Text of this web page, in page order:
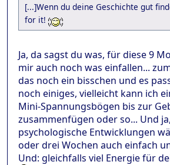
[...]Wenn du deine Geschichte gut
for it!
Ja, da sagst du was, für diese 9
mir auch noch was einfallen...
das noch ein bisschen und es
noch einiges, vielleicht kann ich
Mini-Spannungsbögen bis zur
zusammenfügen oder so... Und
psychologische Entwicklungen
oder drei Wochen auch einfach
Und: gleichfalls viel Energie für